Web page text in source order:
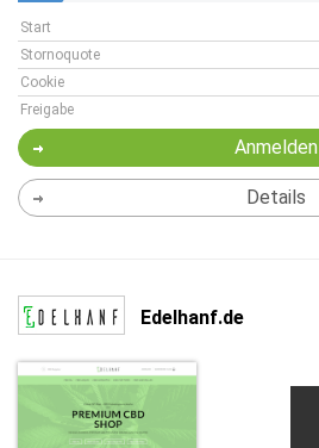
Start
Stornoquote
Cookie
Freigabe
Anmelden
Details
Edelhanf.de